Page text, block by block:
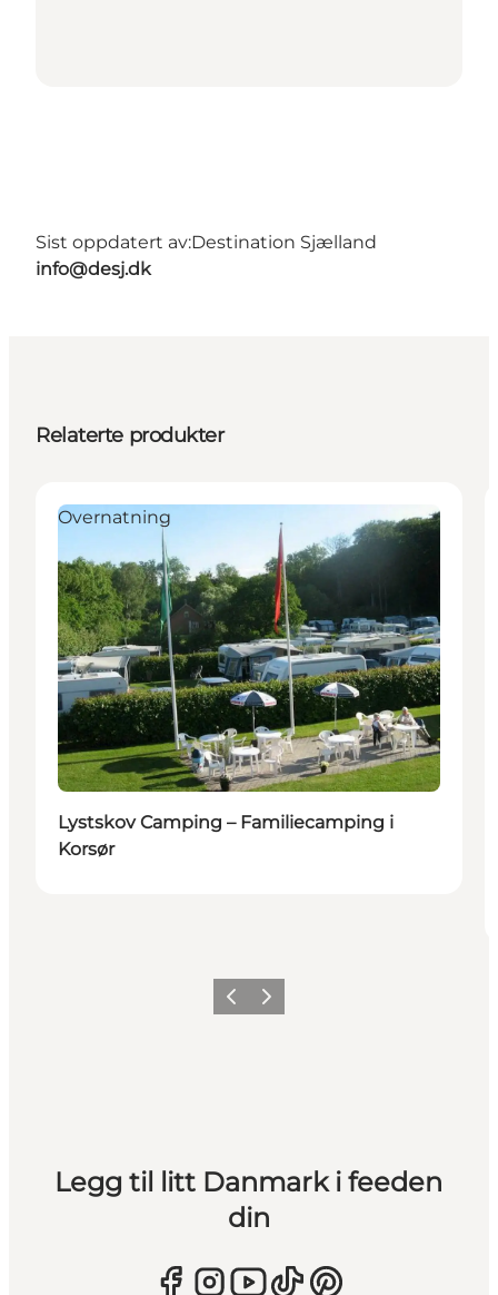
Sist oppdatert av:Destination Sjælland
info@desj.dk
Relaterte produkter
Overnatning
Lystskov Camping – Familiecamping i
Korsør
ForrigeNeste
Legg til litt Danmark i feeden
din